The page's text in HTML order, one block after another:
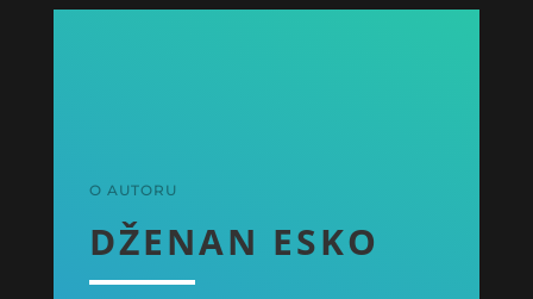
O AUTORU
DŽENAN ESKO